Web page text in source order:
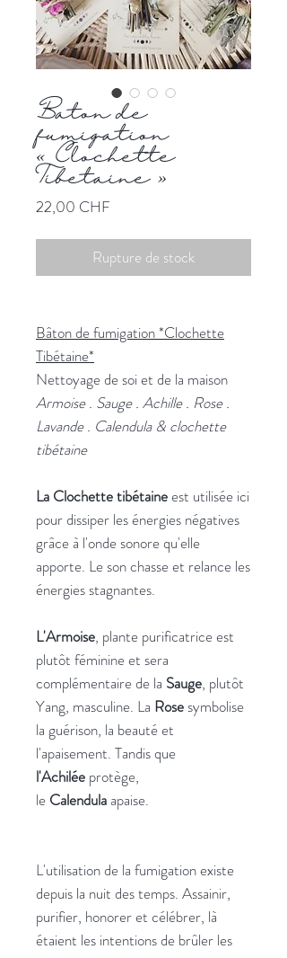
Bâton de
fumigation
« Clochette
Tibétaine »
22,00 CHF
Rupture de stock
Bâton de fumigation *Clochette
Tibétaine*
Nettoyage de soi et de la maison
Armoise . Sauge . Achille . Rose .
Lavande . Calendula & clochette
tibétaine
La Clochette tibétaineest utilisée ici
pour dissiper les énergies négatives
grâce à l'onde sonore qu'elle
apporte. Le son chasse et relance les
énergies stagnantes.
L'Armoise, plante purificatrice est
plutôt féminine et sera
complémentaire de la Sauge, plutôt
Yang, masculine. La Rose symbolise
la guérison, la beauté et
l'apaisement. Tandis que
l'Achilée protège,
le Calendulaapaise.
L'utilisation de la fumigation existe
depuis la nuit des temps. Assainir,
purifier, honorer et célébrer, là
étaient les intentions de brûler les